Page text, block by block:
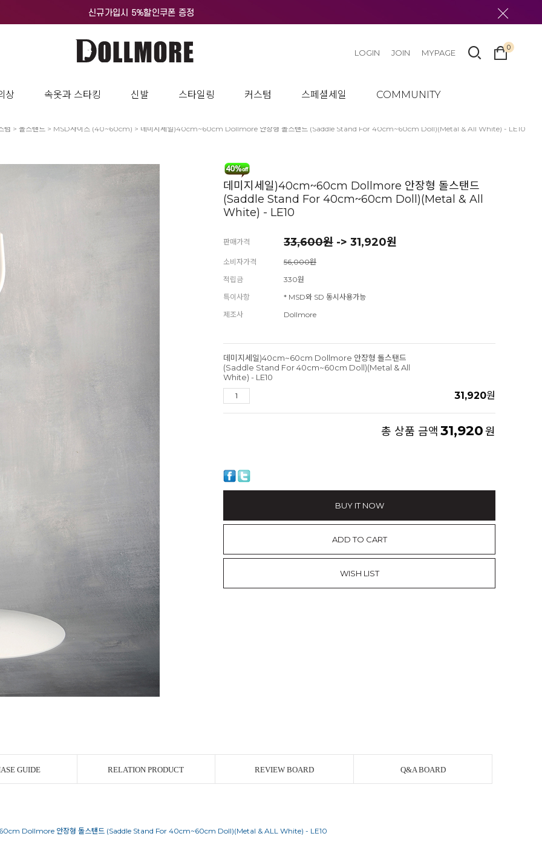
상 속옷과 스타킹 신발 스타일링 커스텀 스페셜세일 COMMUNITY
LOGIN JOIN MYPAGE
0
텀 > 돌스탠드 > MSD사이즈 (40~60cm) > 데미지세일)40cm~60cm Dollmore 안장형 돌스탠드 (Saddle Stand For 40cm~60cm Doll)(Metal & All White) - LE10
데미지세일)40cm~60cm Dollmore 안장형 돌스탠드
(Saddle Stand For 40cm~60cm Doll)(Metal & All
White) - LE10
판매가격 33,600원 -> 31,920원
소비자가격
56,000원
적립금
330원
특이사항
* MSD와 SD 동시사용가능
제조사
Dollmore
데미지세일)40cm~60cm Dollmore 안장형 돌스탠드
(Saddle Stand For 40cm~60cm Doll)(Metal & All
White) - LE10
31,920원
총 상품 금액 31,920원
BUY IT NOW
ADD TO CART
WISH LIST
GUIDE RELATION PRODUCT REVIEW BOARD Q&A BOARD
Dollmore 안장형 돌스탠드 (Saddle Stand For 40cm~60cm Doll)(Metal & ALL White) - LE10